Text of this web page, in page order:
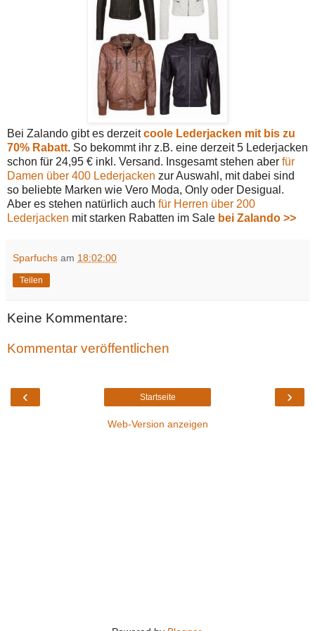
Bei Zalando gibt es derzeitcoole Lederjacken mit bis zu
70% Rabatt. So bekommt ihr z.B. eine derzeit 5 Lederjacken
schon für 24,95 € inkl. Versand. Insgesamt stehen aber für
Damen über 400 Lederjacken zur Auswahl, mit dabei sind
so beliebte Marken wie Vero Moda, Only oder Desigual.
Aber es stehen natürlich auch für Herren über 200
Lederjacken mit starken Rabatten im Sale bei Zalando >>
Sparfuchs am 18:02:00
Teilen
Keine Kommentare:
Kommentar veröffentlichen
‹ ›
Startseite
Web-Version anzeigen